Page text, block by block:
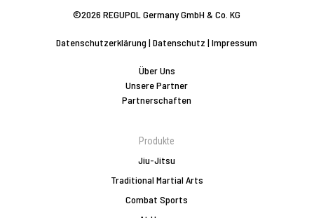
©2026 REGUPOL Germany GmbH & Co. KG
Datenschutzerklärung |Datenschutz |Impressum
Über Uns
Unsere Partner
Partnerschaften
Produkte
Jiu-Jitsu
Traditional Martial Arts
Combat Sports